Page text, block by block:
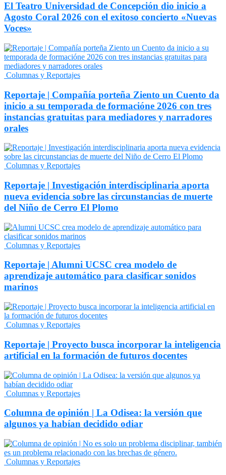
El Teatro Universidad de Concepción dio inicio a
Agosto Coral 2026 con el exitoso concierto «Nuevas
Voces»
Columnas y Reportajes
Reportaje | Compañía porteña Ziento un Cuento da
inicio a su temporada de formacióne 2026 con tres
instancias gratuitas para mediadores y narradores
orales
Columnas y Reportajes
Reportaje | Investigación interdisciplinaria aporta
nueva evidencia sobre las circunstancias de muerte
del Niño de Cerro El Plomo
Columnas y Reportajes
Reportaje | Alumni UCSC crea modelo de
aprendizaje automático para clasificar sonidos
marinos
Columnas y Reportajes
Reportaje | Proyecto busca incorporar la inteligencia
artificial en la formación de futuros docentes
Columnas y Reportajes
Columna de opinión | La Odisea: la versión que
algunos ya habían decidido odiar
Columnas y Reportajes